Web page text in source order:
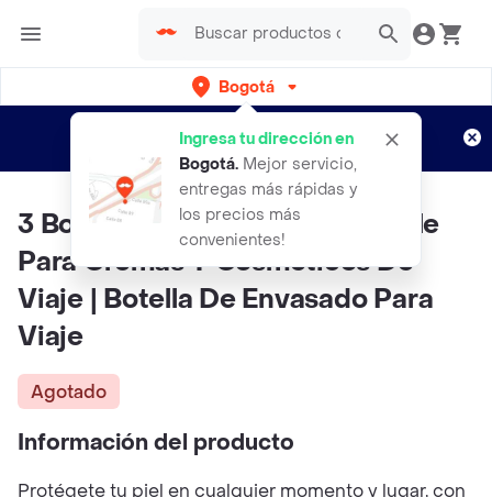
Bogotá
Ingresa tu dirección en
Bogotá. Mejor servicio,
entregas más rápidas y
los precios más
convenientes!
envíos gratis por semanas
Aplican TyC
3 Botellas De Plástico Rellenable
Para Cremas Y Cosméticos De
Viaje | Botella De Envasado Para
Viaje
Agotado
Información del producto
Protégete tu piel en cualquier momento y lugar, con